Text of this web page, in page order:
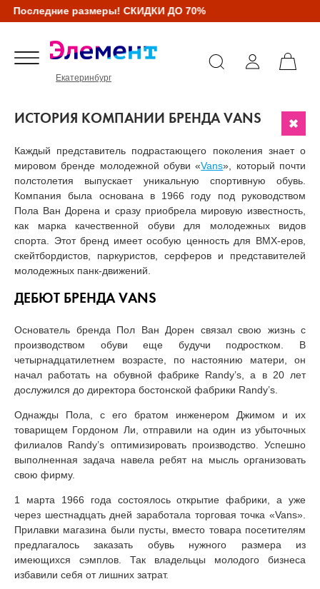
Последние размеры! СКИДКИ ДО 70%
Екатеринбург
ИСТОРИЯ КОМПАНИИ БРЕНДА VANS
Каждый представитель подрастающего поколения знает о
мировом бренде молодежной обуви «Vans», который почти
полстолетия выпускает уникальную спортивную обувь.
Компания была основана в 1966 году под руководством
Пола Ван Дорена и сразу приобрела мировую известность,
как марка качественной обуви для молодежных видов
спорта. Этот бренд имеет особую ценность для ВМХ-еров,
скейтбордистов, паркуристов, серферов и представителей
молодежных панк-движений.
ДЕБЮТ БРЕНДА VANS
Основатель бренда Пол Ван Дорен связал свою жизнь с
производством обуви еще будучи подростком. В
четырнадцатилетнем возрасте, по настоянию матери, он
начал работать на обувной фабрике Randy’s, а в 20 лет
дослужился до директора бостонской фабрики Randy’s.
Однажды Пола, с его братом инженером Джимом и их
товарищем Гордоном Ли, отправили на один из убыточных
филиалов Randy’s оптимизировать производство. Успешно
выполненная задача навела ребят на мысль организовать
свою фирму.
1 марта 1966 года состоялось открытие фабрики, а уже
через шестнадцать дней заработала торговая точка «Vans».
Прилавки магазина были пусты, вместо товара посетителям
предлагалось заказать обувь нужного размера из
имеющихся сэмплов. Так владельцы молодого бизнеса
избавили себя от лишних затрат.